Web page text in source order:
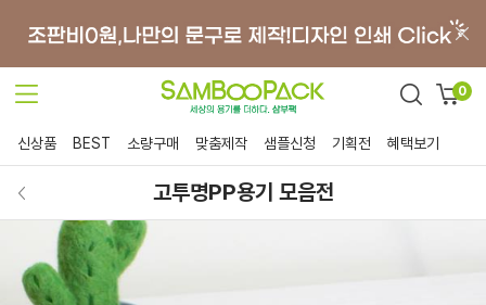
0
신상품 BEST 소량구매 맞춤제작 샘플신청 기획전 혜택보기
고투명PP용기 모음전